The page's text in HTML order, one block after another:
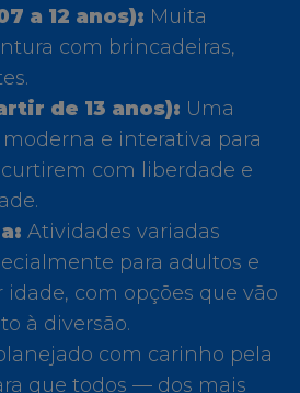
a 12 anos): Muita
com brincadeiras,
de 13 anos): Uma
e interativa para
com liberdade e
Atividades variadas
para adultos e
idade, com opções que vão
à diversão.
com carinho pela
que todos — dos mais